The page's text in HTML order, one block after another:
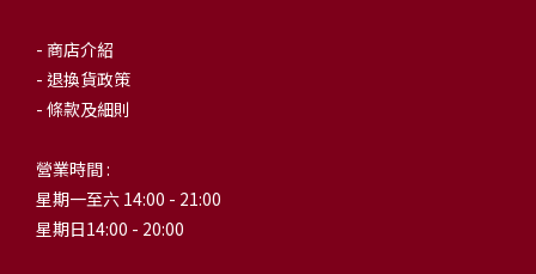
- 商店介紹
- 退換貨政策
- 條款及細則
營業時間 :
星期一至六 14:00 - 21:00
星期日14:00 - 20:00